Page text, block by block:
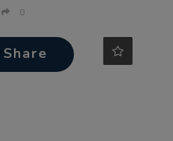
0
Share